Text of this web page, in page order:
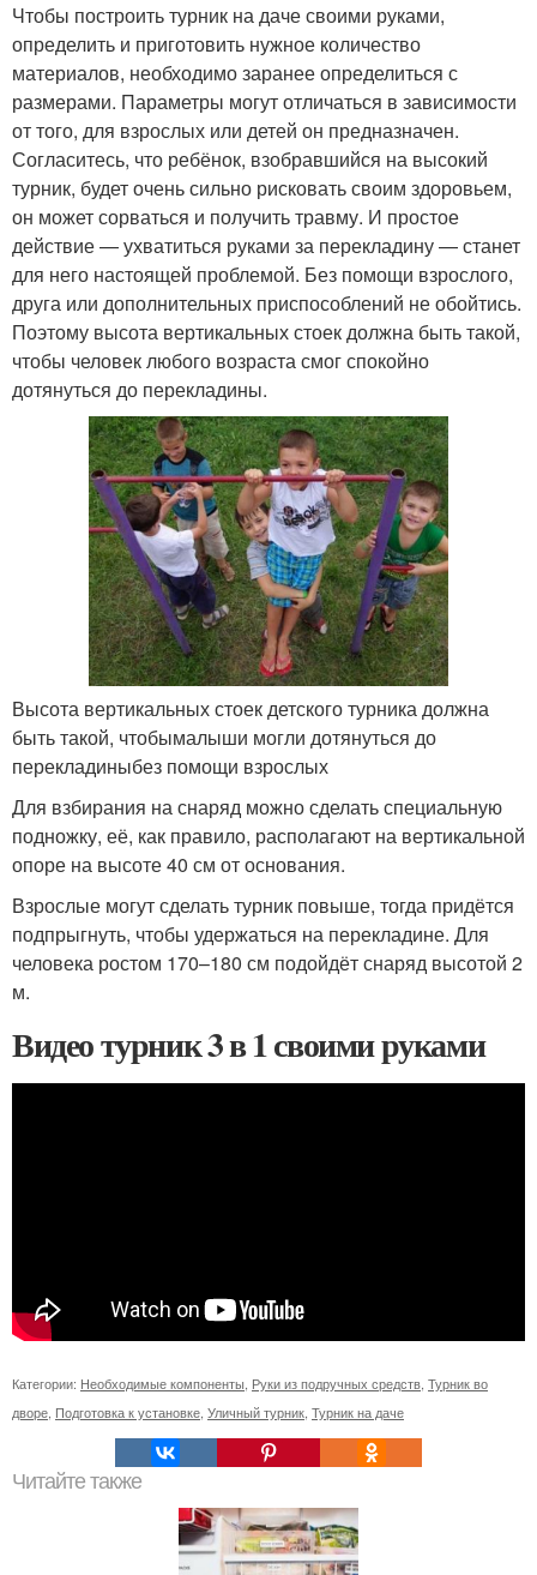
Чтобы построить турник на даче своими руками,
определить и приготовить нужное количество
материалов, необходимо заранее определиться с
размерами. Параметры могут отличаться в зависимости
от того, для взрослых или детей он предназначен.
Согласитесь, что ребёнок, взобравшийся на высокий
турник, будет очень сильно рисковать своим здоровьем,
он может сорваться и получить травму. И простое
действие — ухватиться руками за перекладину — станет
для него настоящей проблемой. Без помощи взрослого,
друга или дополнительных приспособлений не обойтись.
Поэтому высота вертикальных стоек должна быть такой,
чтобы человек любого возраста смог спокойно
дотянуться до перекладины.
Высота вертикальных стоек детского турника должна
быть такой, чтобымалыши могли дотянуться до
перекладиныбез помощи взрослых
Для взбирания на снаряд можно сделать специальную
подножку, её, как правило, располагают на вертикальной
опоре на высоте 40 см от основания.
Взрослые могут сделать турник повыше, тогда придётся
подпрыгнуть, чтобы удержаться на перекладине. Для
человека ростом 170–180 см подойдёт снаряд высотой 2
м.
Видео турник 3 в 1 своими руками
Категории: Необходимые компоненты Руки из подручных средств Турник во
дворе Подготовка к установке Уличный турник Турник на даче
Читайте также